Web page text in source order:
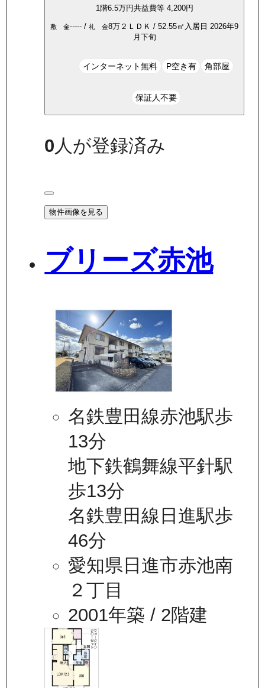
1 階6.5万円共益費等 4,200円
敷 金----- / 礼 金8万 ２ＬＤＫ / 52.55㎡ 入居日 2026年9
月下旬
インターネット無料 P空き有 角部屋
保証人不要
0 人が登録済み
物件画像を見る
ブリーズ赤池
名鉄豊田線赤池駅歩
13分
地下鉄鶴舞線平針駅
歩13分
名鉄豊田線日進駅歩
46分
愛知県日進市赤池南
２丁目
2001年築 / 2階建